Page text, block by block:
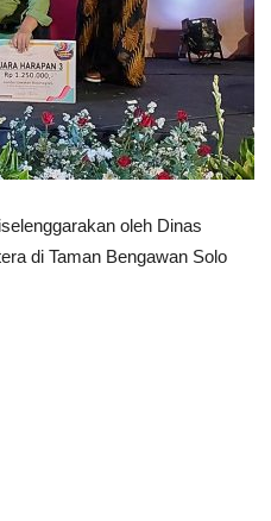
oleh Dinas
di Taman Bengawan Solo